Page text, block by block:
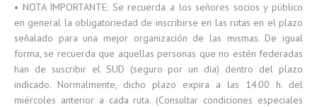
• NOTA IMPORTANTE: Se recuerda a los señores socios y público
en general la obligatoriedad de inscribirse en las rutas en el plazo
señalado para una mejor organización de las mismas. De igual
forma, se recuerda que aquellas personas que no estén federadas
han de suscribir el SUD (seguro por un día) dentro del plazo
indicado. Normalmente, dicho plazo expira a las 14:00 h. del
miércoles anterior a cada ruta. (Consultar condiciones especiales